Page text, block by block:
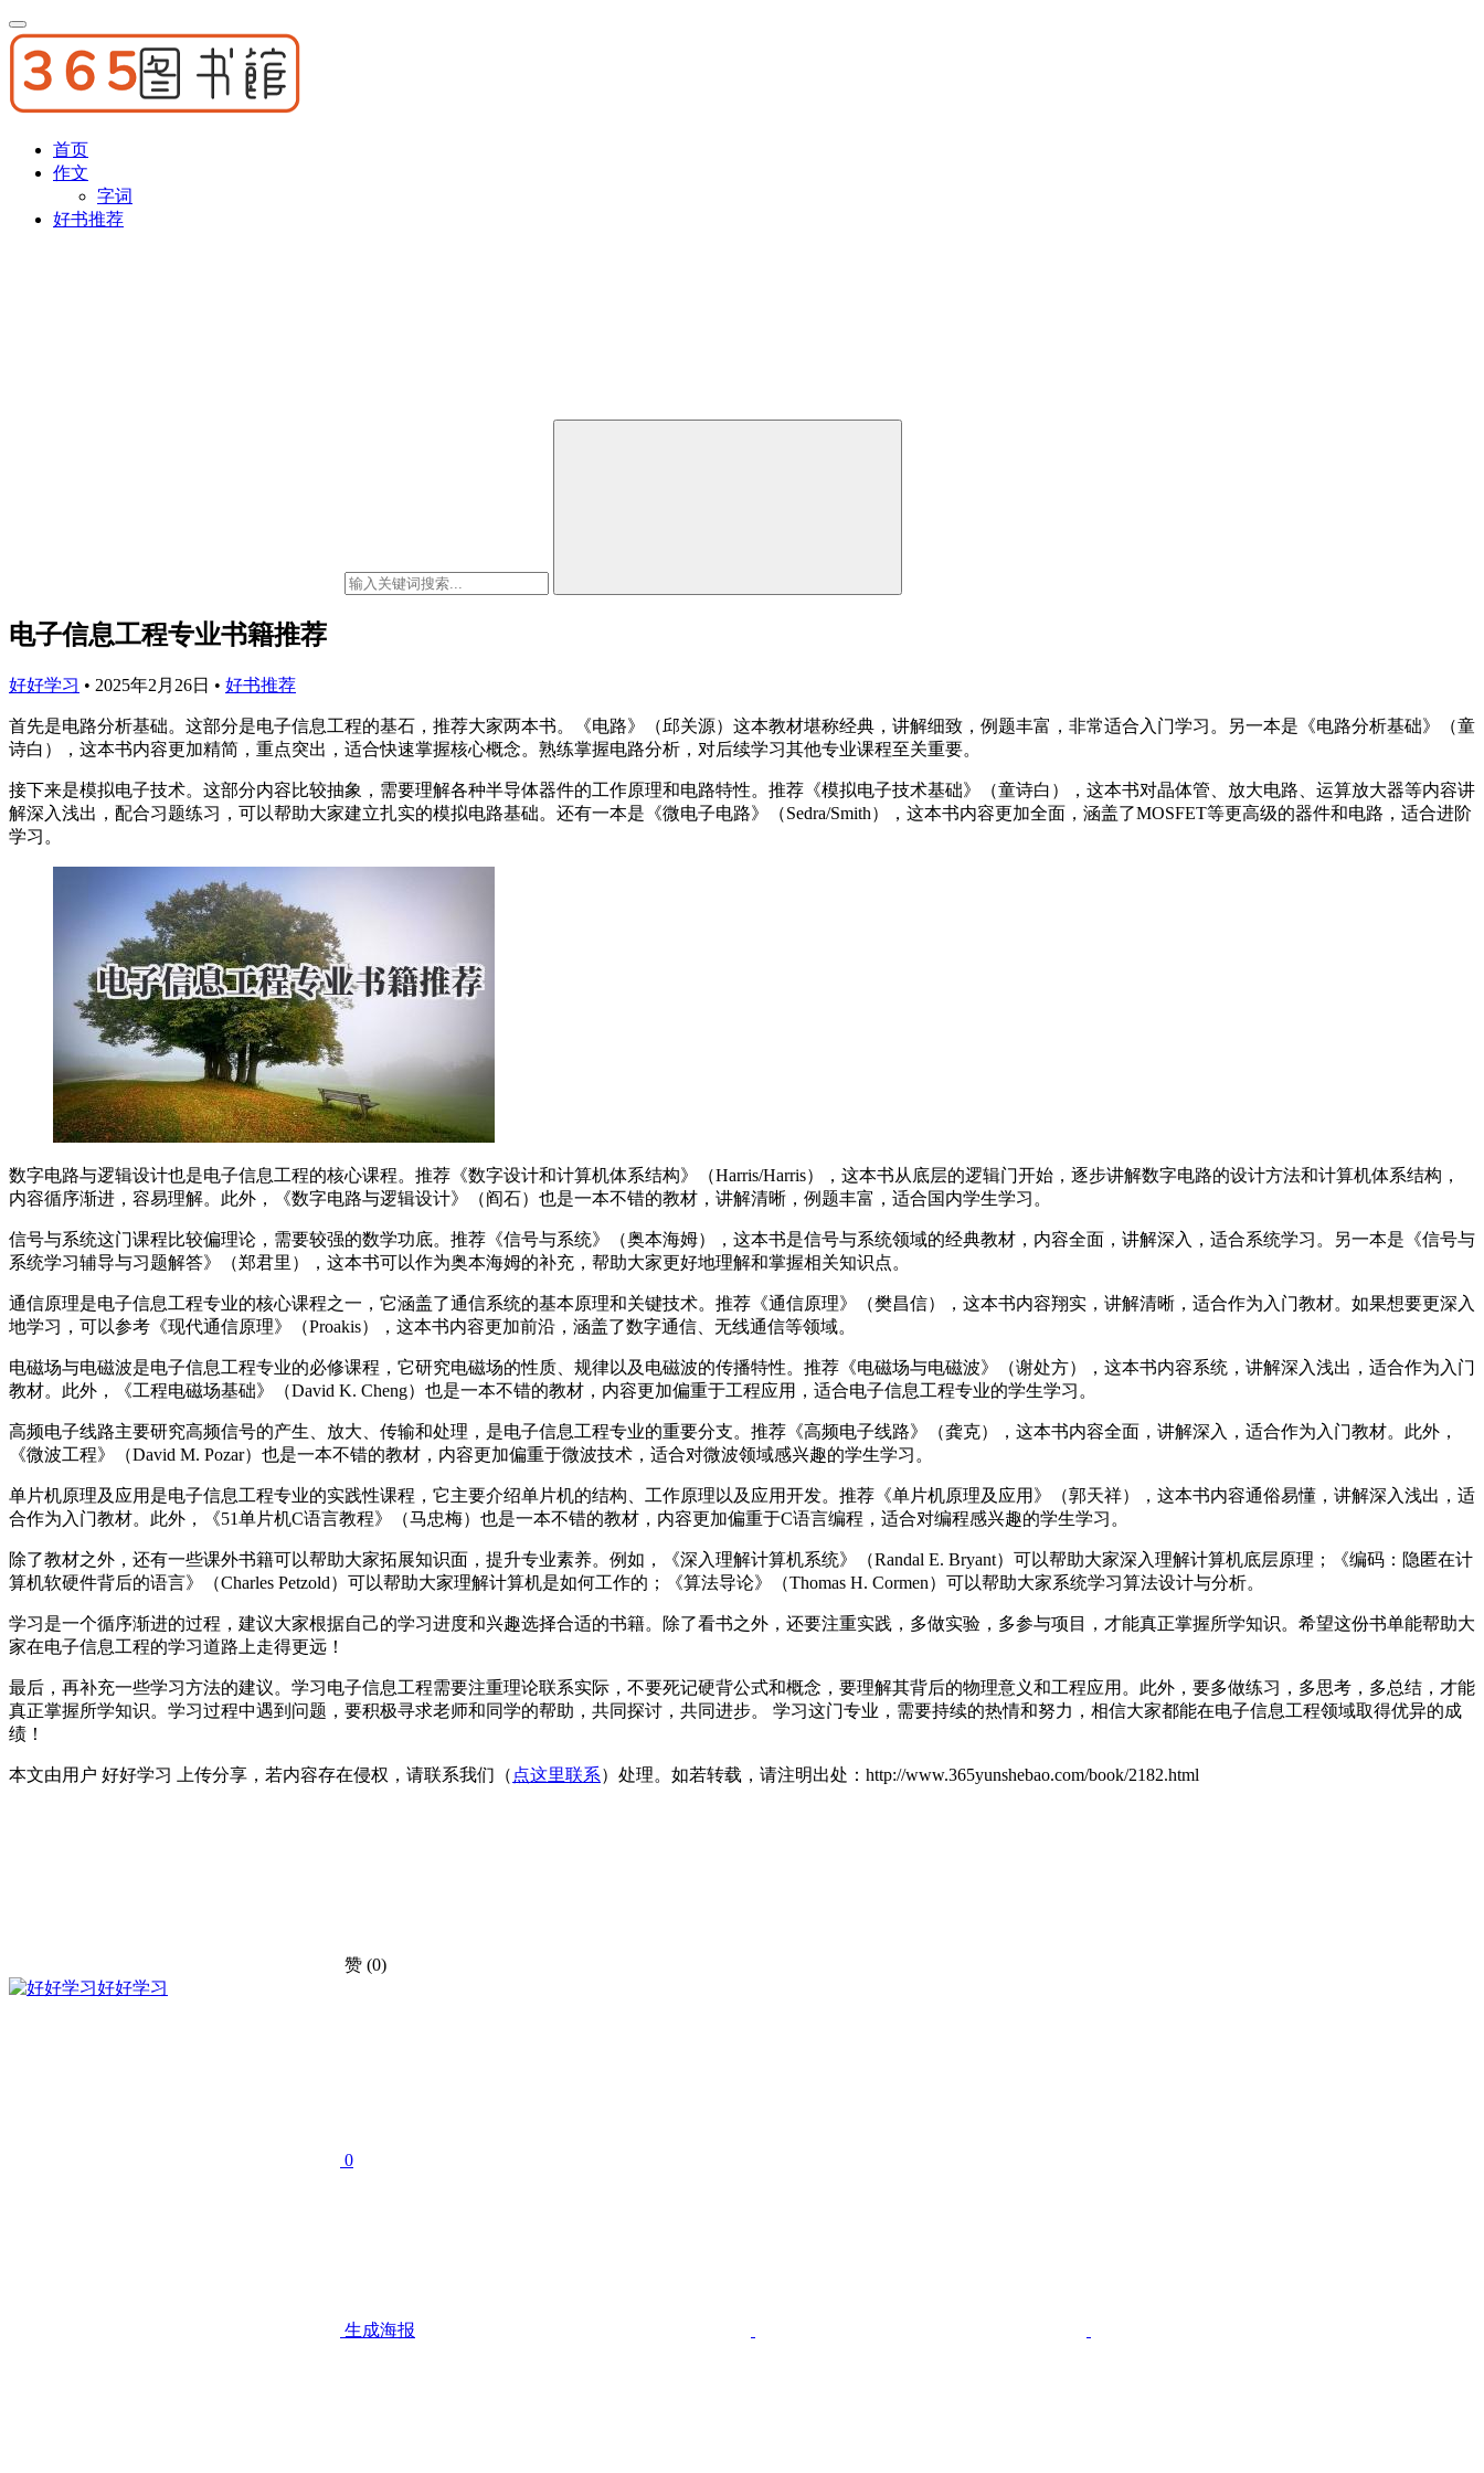
首页
作文
字词
好书推荐
电子信息工程专业书籍推荐
好好学习 • 2025年2月26日 • 好书推荐
首先是电路分析基础。这部分是电子信息工程的基石，推荐大家两本书。《电路》（邱关源）这本教材堪称经典，讲解细致，例题丰富，非常适合入门学习。另一本是《电路分析基础》（童
诗白），这本书内容更加精简，重点突出，适合快速掌握核心概念。熟练掌握电路分析，对后续学习其他专业课程至关重要。
接下来是模拟电子技术。这部分内容比较抽象，需要理解各种半导体器件的工作原理和电路特性。推荐《模拟电子技术基础》（童诗白），这本书对晶体管、放大电路、运算放大器等内容讲
解深入浅出，配合习题练习，可以帮助大家建立扎实的模拟电路基础。还有一本是《微电子电路》（Sedra/Smith），这本书内容更加全面，涵盖了MOSFET等更高级的器件和电路，适合进阶
学习。
数字电路与逻辑设计也是电子信息工程的核心课程。推荐《数字设计和计算机体系结构》（Harris/Harris），这本书从底层的逻辑门开始，逐步讲解数字电路的设计方法和计算机体系结构，
内容循序渐进，容易理解。此外，《数字电路与逻辑设计》（阎石）也是一本不错的教材，讲解清晰，例题丰富，适合国内学生学习。
信号与系统这门课程比较偏理论，需要较强的数学功底。推荐《信号与系统》（奥本海姆），这本书是信号与系统领域的经典教材，内容全面，讲解深入，适合系统学习。另一本是《信号与
系统学习辅导与习题解答》（郑君里），这本书可以作为奥本海姆的补充，帮助大家更好地理解和掌握相关知识点。
通信原理是电子信息工程专业的核心课程之一，它涵盖了通信系统的基本原理和关键技术。推荐《通信原理》（樊昌信），这本书内容翔实，讲解清晰，适合作为入门教材。如果想要更深入
地学习，可以参考《现代通信原理》（Proakis），这本书内容更加前沿，涵盖了数字通信、无线通信等领域。
电磁场与电磁波是电子信息工程专业的必修课程，它研究电磁场的性质、规律以及电磁波的传播特性。推荐《电磁场与电磁波》（谢处方），这本书内容系统，讲解深入浅出，适合作为入门
教材。此外，《工程电磁场基础》（David K. Cheng）也是一本不错的教材，内容更加偏重于工程应用，适合电子信息工程专业的学生学习。
高频电子线路主要研究高频信号的产生、放大、传输和处理，是电子信息工程专业的重要分支。推荐《高频电子线路》（龚克），这本书内容全面，讲解深入，适合作为入门教材。此外，
《微波工程》（David M. Pozar）也是一本不错的教材，内容更加偏重于微波技术，适合对微波领域感兴趣的学生学习。
单片机原理及应用是电子信息工程专业的实践性课程，它主要介绍单片机的结构、工作原理以及应用开发。推荐《单片机原理及应用》（郭天祥），这本书内容通俗易懂，讲解深入浅出，适
合作为入门教材。此外，《51单片机C语言教程》（马忠梅）也是一本不错的教材，内容更加偏重于C语言编程，适合对编程感兴趣的学生学习。
除了教材之外，还有一些课外书籍可以帮助大家拓展知识面，提升专业素养。例如，《深入理解计算机系统》（Randal E. Bryant）可以帮助大家深入理解计算机底层原理；《编码：隐匿在计
算机软硬件背后的语言》（Charles Petzold）可以帮助大家理解计算机是如何工作的；《算法导论》（Thomas H. Cormen）可以帮助大家系统学习算法设计与分析。
学习是一个循序渐进的过程，建议大家根据自己的学习进度和兴趣选择合适的书籍。除了看书之外，还要注重实践，多做实验，多参与项目，才能真正掌握所学知识。希望这份书单能帮助大
家在电子信息工程的学习道路上走得更远！
最后，再补充一些学习方法的建议。学习电子信息工程需要注重理论联系实际，不要死记硬背公式和概念，要理解其背后的物理意义和工程应用。此外，要多做练习，多思考，多总结，才能
真正掌握所学知识。学习过程中遇到问题，要积极寻求老师和同学的帮助，共同探讨，共同进步。 学习这门专业，需要持续的热情和努力，相信大家都能在电子信息工程领域取得优异的成
绩！
本文由用户 好好学习 上传分享，若内容存在侵权，请联系我们（ 点这里联系）处理。如若转载，请注明出处：http://www.365yunshebao.com/book/2182.html
赞 (0)
好好学习
0
生成海报